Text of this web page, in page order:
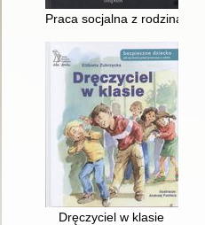
Praca socjalna z rodziną
Dręczyciel w klasie